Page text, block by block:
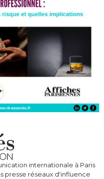
internationale à Paris
presse réseaux d'influence